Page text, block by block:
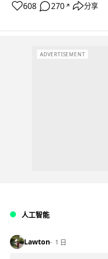
608 270 ↗ 分享
ADVERTISEMENT
人工智能
Lawton 1 日